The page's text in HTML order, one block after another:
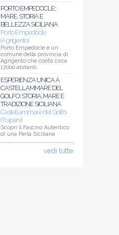
PORTO EMPEDOCLE:
MARE, STORIA E
BELLEZZA SICILIANA
Porto Empedocle
(Agrigento)
Porto Empedocle è un
comune della provincia di
Agrigento che conta circa
17000 abitanti.
ESPERIENZA UNICA A
CASTELLAMMARE DEL
GOLFO: STORIA, MARE E
TRADIZIONE SICILIANA
Castellammare del Golfo
(Trapani)
Scopri il Fascino Autentico
di una Perla Siciliana
vedi tutte